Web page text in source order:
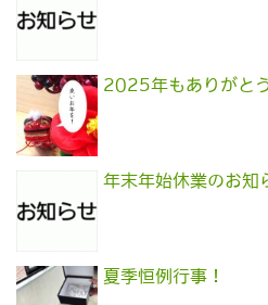
2025年もありがと
年末年始休業のお知
夏季恒例行事！